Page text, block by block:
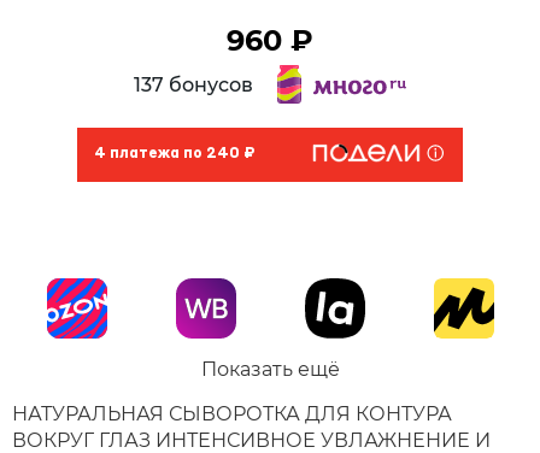
960 ₽
137 бонусов
4 платежа по 240 ₽
Показать ещё
НАТУРАЛЬНАЯ СЫВОРОТКА ДЛЯ КОНТУРА
ВОКРУГ ГЛАЗ ИНТЕНСИВНОЕ УВЛАЖНЕНИЕ И